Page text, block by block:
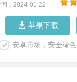
间：2024-01-22
苹果下载
安卓市场，安全绿色